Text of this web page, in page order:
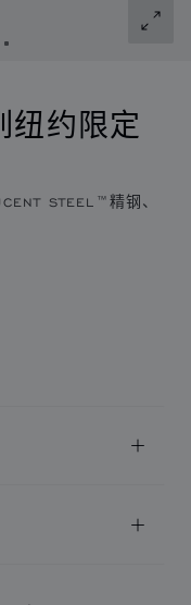
灯片 2
幻灯片 3
转到幻灯片 4
纽约限定
STEEL™精钢、